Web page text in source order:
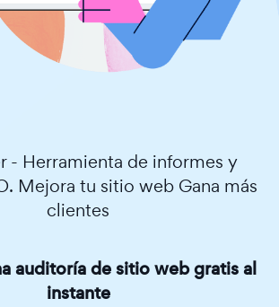
- Herramienta de informes y
Mejora tu sitio web Gana más
clientes
auditoría de sitio web gratis al
instante